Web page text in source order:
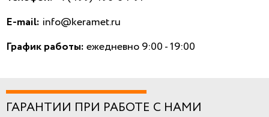
E-mail: info@keramet.ru
График работы:ежедневно 9:00 - 19:00
ГАРАНТИИ ПРИ РАБОТЕ С НАМИ